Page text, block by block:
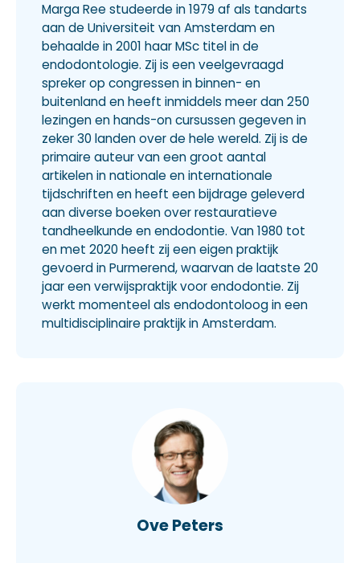
Marga Ree studeerde in 1979 af als tandarts
aan de Universiteit van Amsterdam en
behaalde in 2001 haar MSc titel in de
endodontologie. Zij is een veelgevraagd
spreker op congressen in binnen- en
buitenland en heeft inmiddels meer dan 250
lezingen en hands-on cursussen gegeven in
zeker 30 landen over de hele wereld. Zij is de
primaire auteur van een groot aantal
artikelen in nationale en internationale
tijdschriften en heeft een bijdrage geleverd
aan diverse boeken over restauratieve
tandheelkunde en endodontie. Van 1980 tot
en met 2020 heeft zij een eigen praktijk
gevoerd in Purmerend, waarvan de laatste 20
jaar een verwijspraktijk voor endodontie. Zij
werkt momenteel als endodontoloog in een
multidisciplinaire praktijk in Amsterdam.
Ove Peters